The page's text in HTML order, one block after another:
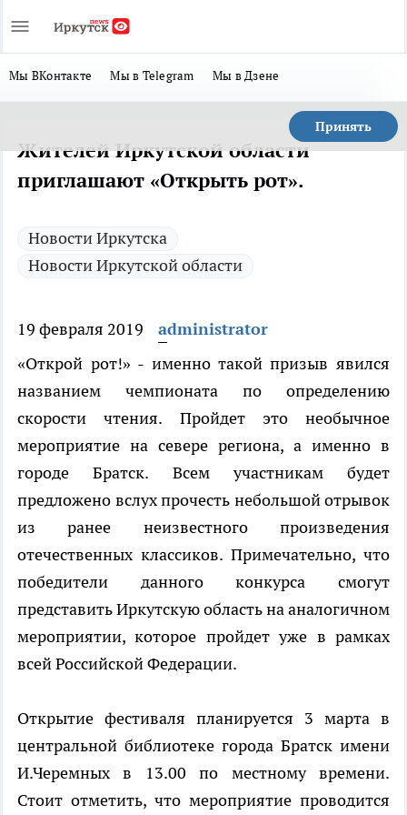
Мы ВКонтакте Мы в Telegram Мы в Дзене
Принять
Жителей Иркутской области
приглашают «Открыть рот».
Новости Иркутска
Новости Иркутской области
19 февраля 2019
administrator
«Открой рот!» - именно такой призыв явился
названием чемпионата по определению
скорости чтения. Пройдет это необычное
мероприятие на севере региона, а именно в
городе Братск. Всем участникам будет
предложено вслух прочесть небольшой отрывок
из ранее неизвестного произведения
отечественных классиков. Примечательно, что
победители данного конкурса смогут
представить Иркутскую область на аналогичном
мероприятии, которое пройдет уже в рамках
всей Российской Федерации.
Открытие фестиваля планируется 3 марта в
центральной библиотеке города Братск имени
И.Черемных в 13.00 по местному времени.
Стоит отметить, что мероприятие проводится